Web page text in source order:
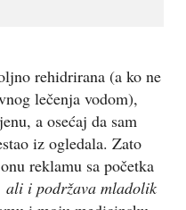
rehidrirana (a ko ne
lečenja vodom),
a osećaj da sam
iz ogledala. Zato
reklamu sa početka
ali i podržava mladolik